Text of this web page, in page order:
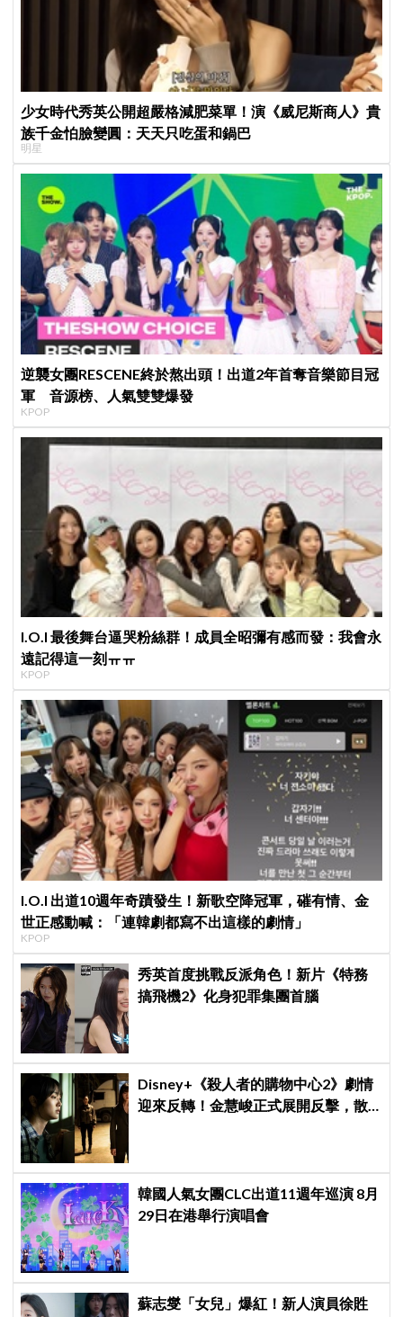
少女時代秀英公開超嚴格減肥菜單！演《威尼斯商人》貴
族千金怕臉變圓：天天只吃蛋和鍋巴
明星
逆襲女團RESCENE終於熬出頭！出道2年首奪音樂節目冠
軍 音源榜、人氣雙雙爆發
KPOP
I.O.I 最後舞台逼哭粉絲群！成員全昭彌有感而發：我會永
遠記得這一刻ㅠㅠ
KPOP
I.O.I 出道10週年奇蹟發生！新歌空降冠軍，磪有情、金
世正感動喊：「連韓劇都寫不出這樣的劇情」
KPOP
秀英首度挑戰反派角色！新片《特務
搞飛機2》化身犯罪集團首腦
Disney+《殺人者的購物中心2》劇情
迎來反轉！金慧峻正式展開反擊，散
韓國人氣女團CLC出道11週年巡演 8月
29日在港舉行演唱會
蘇志燮「女兒」爆紅！新人演員徐貹